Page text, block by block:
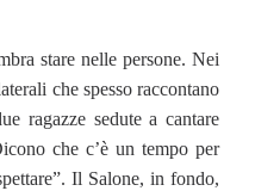
stare nelle persone. Nei
che spesso raccontano
ragazze sedute a cantare
che c’è un tempo per
Il Salone, in fondo,